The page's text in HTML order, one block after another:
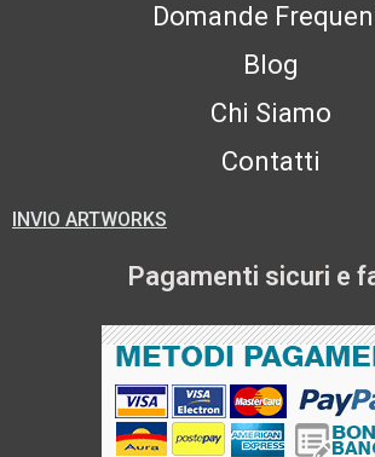
Domande
Blog
Chi Siamo
Contatti
INVIO ARTWORKS
Pagamenti sicuri e